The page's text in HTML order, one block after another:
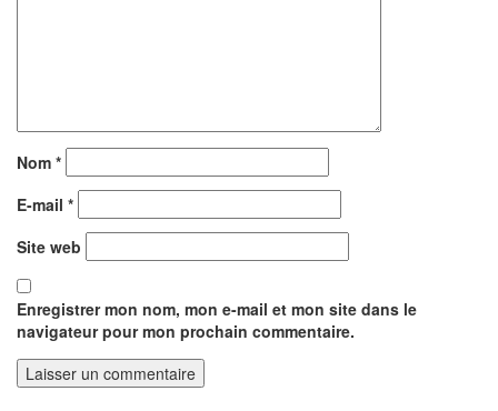
Nom *
E-mail *
Site web
Enregistrer mon nom, mon e-mail et mon site dans le
navigateur pour mon prochain commentaire.